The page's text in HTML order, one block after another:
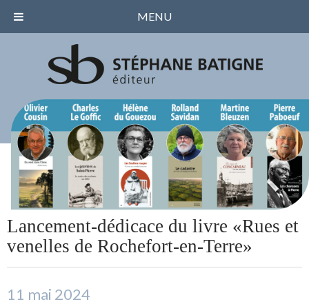
Lancement-dédicace du livre «Rues et
venelles de Rochefort-en-Terre»
11 mai 2024
MENU